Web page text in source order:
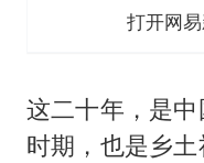
打开网
这二十年，是
时期，也是乡